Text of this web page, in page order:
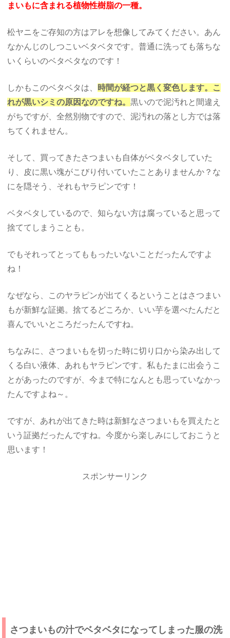
まいもに含まれる植物性樹脂の一種。
松ヤニをご存知の方はアレを想像してみてください。あん
なかんじのしつこいベタベタです。普通に洗っても落ちな
いくらいのベタベタなのです！
しかもこのベタベタは、 時間が経つと黒く変色します。こ
れが黒いシミの原因なのですね。黒いので泥汚れと間違え
がちですが、全然別物ですので、泥汚れの落とし方では落
ちてくれません。
そして、買ってきたさつまいも自体がベタベタしていた
り、皮に黒い塊がこびり付いていたことありませんか？な
にを隠そう、それもヤラピンです！
ベタベタしているので、知らない方は腐っていると思って
捨ててしまうことも。
でもそれってとってももったいないことだったんですよ
ね！
なぜなら、このヤラピンが出てくるということはさつまい
もが新鮮な証拠。捨てるどころか、いい芋を選べたんだと
喜んでいいところだったんですね。
ちなみに、さつまいもを切った時に切り口から染み出して
くる白い液体、あれもヤラピンです。私もたまに出会うこ
とがあったのですが、今まで特になんとも思っていなかっ
たんですよね～。
ですが、あれが出てきた時は新鮮なさつまいもを買えたと
いう証拠だったんですね。今度から楽しみにしておこうと
思います！
スポンサーリンク
さつまいもの汁でベタベタになってしまった服の洗